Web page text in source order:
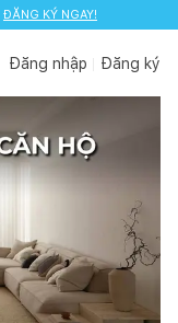
ĐĂNG KÝ NGAY!
Đăng nhập Đăng ký